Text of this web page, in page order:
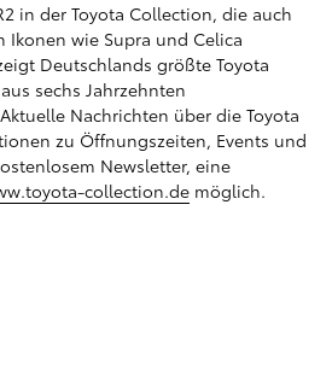
in der Toyota Collection, die auch
wie Supra und Celica
Deutschlands größte Toyota
sechs Jahrzehnten
Nachrichten über die Toyota
zu Öffnungszeiten, Events und
Newsletter, eine
collection.de möglich.